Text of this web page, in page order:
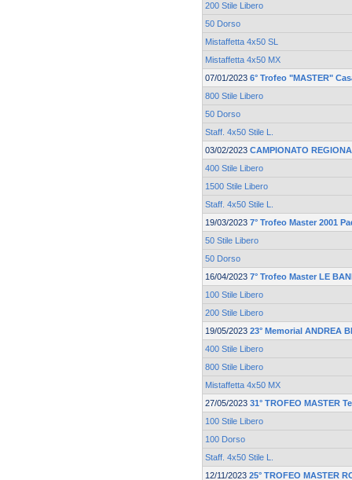
200 Stile Libero
50 Dorso
Mistaffetta 4x50 SL
Mistaffetta 4x50 MX
07/01/2023 6° Trofeo "MASTER"
800 Stile Libero
50 Dorso
Staff. 4x50 Stile L.
03/02/2023 CAMPIONATO
400 Stile Libero
1500 Stile Libero
Staff. 4x50 Stile L.
19/03/2023 7° Trofeo Master 2001
50 Stile Libero
50 Dorso
16/04/2023 7° Trofeo Master LE
100 Stile Libero
200 Stile Libero
19/05/2023 23° Memorial ANDREA
400 Stile Libero
800 Stile Libero
Mistaffetta 4x50 MX
27/05/2023 31° TROFEO MASTER
100 Stile Libero
100 Dorso
Staff. 4x50 Stile L.
12/11/2023 25° TROFEO MASTER